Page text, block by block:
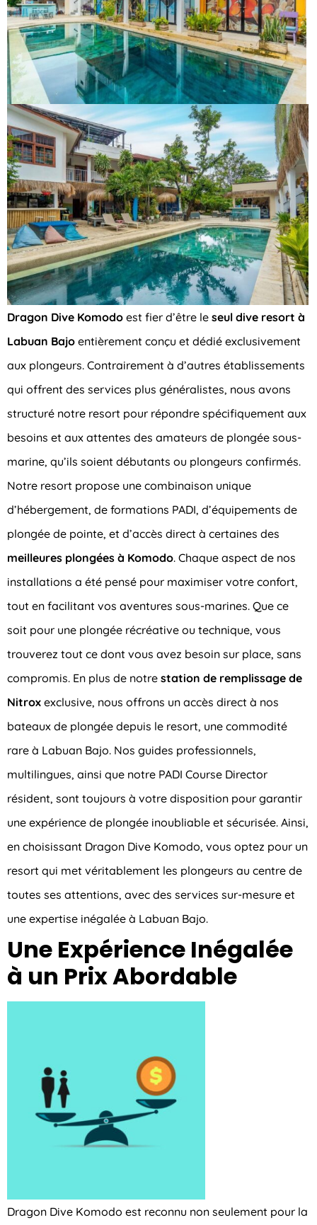
Dragon Dive Komodo est fier d’être le seul dive resort à
Labuan Bajo entièrement conçu et dédié exclusivement
aux plongeurs. Contrairement à d’autres établissements
qui offrent des services plus généralistes, nous avons
structuré notre resort pour répondre spécifiquement aux
besoins et aux attentes des amateurs de plongée sous-
marine, qu’ils soient débutants ou plongeurs confirmés.
Notre resort propose une combinaison unique
d’hébergement, de formations PADI, d’équipements de
plongée de pointe, et d’accès direct à certaines des
meilleures plongées à Komodo. Chaque aspect de nos
installations a été pensé pour maximiser votre confort,
tout en facilitant vos aventures sous-marines. Que ce
soit pour une plongée récréative ou technique, vous
trouverez tout ce dont vous avez besoin sur place, sans
compromis. En plus de notre station de remplissage de
Nitrox exclusive, nous offrons un accès direct à nos
bateaux de plongée depuis le resort, une commodité
rare à Labuan Bajo. Nos guides professionnels,
multilingues, ainsi que notre PADI Course Director
résident, sont toujours à votre disposition pour garantir
une expérience de plongée inoubliable et sécurisée. Ainsi,
en choisissant Dragon Dive Komodo, vous optez pour un
resort qui met véritablement les plongeurs au centre de
toutes ses attentions, avec des services sur-mesure et
une expertise inégalée à Labuan Bajo.
Une Expérience Inégalée
à un Prix Abordable
Dragon Dive Komodo est reconnu non seulement pour la